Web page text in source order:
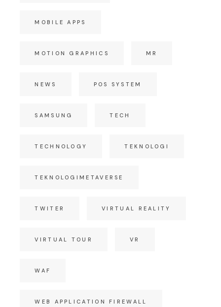
MOBILE APPS
MOTION GRAPHICS MR
NEWS POS SYSTEM
SAMSUNG TECH
TECHNOLOGY TEKNOLOGI
TEKNOLOGIMETAVERSE
TWITER VIRTUAL REALITY
VIRTUAL TOUR VR
WAF
WEB APPLICATION FIREWALL